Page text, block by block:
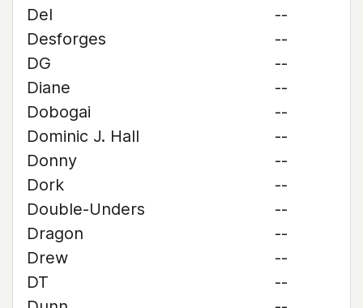
Del
--
Desforges
--
DG
--
Diane
--
Dobogai
--
Dominic J. Hall
--
Donny
--
Dork
--
Double-Unders
--
Dragon
--
Drew
--
DT
--